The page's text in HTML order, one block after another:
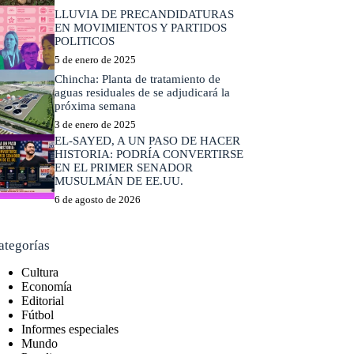
LLUVIA DE PRECANDIDATURAS
EN MOVIMIENTOS Y PARTIDOS
POLITICOS
5 de enero de 2025
Chincha: Planta de tratamiento de
aguas residuales de se adjudicará la
próxima semana
3 de enero de 2025
EL-SAYED, A UN PASO DE HACER
HISTORIA: PODRÍA CONVERTIRSE
EN EL PRIMER SENADOR
MUSULMÁN DE EE.UU.
6 de agosto de 2026
Cultura
Economía
Editorial
Fútbol
Informes especiales
Mundo